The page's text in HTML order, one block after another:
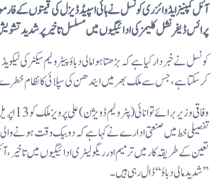
آئل کمپنیز ایڈوائزری کونسل نے ہائی اسپیڈ ڈیزل کی قیمتوں کے
پرائس ڈیفرنشل کلیمز کی ادائیگیوں میں مسلسل تاخیر پر شدید
کونسل نے خبردار کیا ہے کہ بڑھتا ہوا مالی دباؤ پیٹرولیم سیکٹر کی
کر سکتا ہے، جس سے ملک بھر میں ایندھن کی سپلائی کا نظام
تفصیلی خط میں صنعتی ادارے نے کہا ہے کہ دو بیک وقت ہونے والی
تعین کے طریقہ کار میں ترمیم اور ریگولیٹری ادائیگیوں میں
’’شدید مالی دباؤ‘‘ ڈال رہی ہیں۔